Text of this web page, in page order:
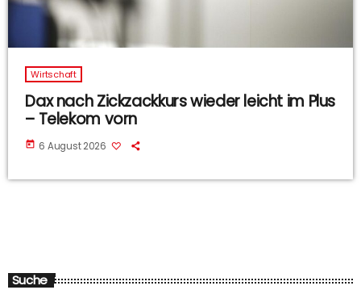
Wirtschaft
Dax nach Zickzackkurs wieder leicht im Plus
– Telekom vorn
today 6 August 2026
Suche